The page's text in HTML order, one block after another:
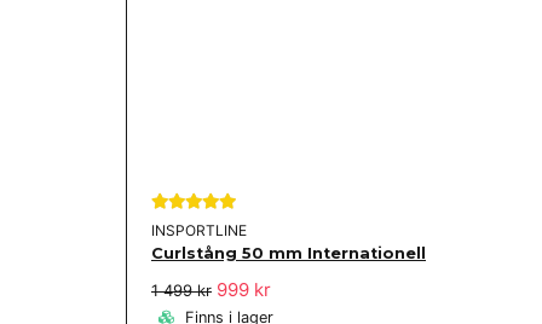
INSPORTLINE
Curlstång 50 mm Internationell
1 499 kr 999 kr
Finns i lager